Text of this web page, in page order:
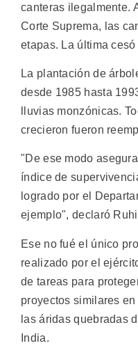
canteras ilegalmente.
Corte Suprema, las
etapas. La última
La plantación de
desde 1985 hasta
lluvias monzónicas.
crecieron fueron
"De ese modo
índice de
logrado por el
ejemplo", declaró
Ese no fué el único
realizado por el
de tareas para
proyectos similares
las áridas quebradas
India.